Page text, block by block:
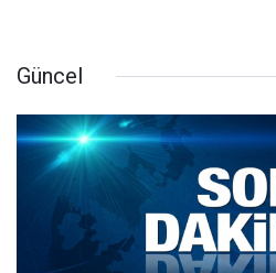
Güncel